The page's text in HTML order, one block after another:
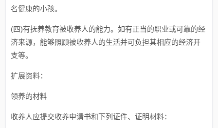
名健康的小孩。
(四)有抚养教育被收养人的能力。如有正当的职业或可靠的经
济来源，能够照顾被收养人的生活并可负担其相应的经济开
支等。
扩展资料：
领养的材料
收养人应提交收养申请书和下列证件、证明材料：